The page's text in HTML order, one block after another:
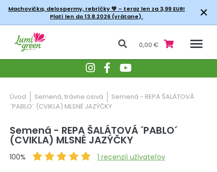
Machovička, delospermy, rebríčky💚 – teraz len za 3,99 EUR!
Platí len do 13.8.2026 (vrátane).
×
0,00 €
Úvod Semená, trávne osivá
Semená - REPA ŠALÁTOVÁ
´PABLO´ (CVIKLA) MLSNÉ JAZÝČKY
Semená - REPA ŠALÁTOVÁ ´PABLO´
(CVIKLA) MLSNÉ JAZÝČKY
100% 1 recenzií užívateľov